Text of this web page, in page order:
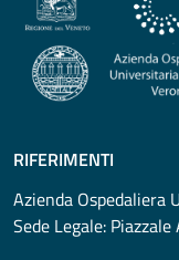
RIFERIMENTI
Azienda Ospedaliera
Sede Legale: